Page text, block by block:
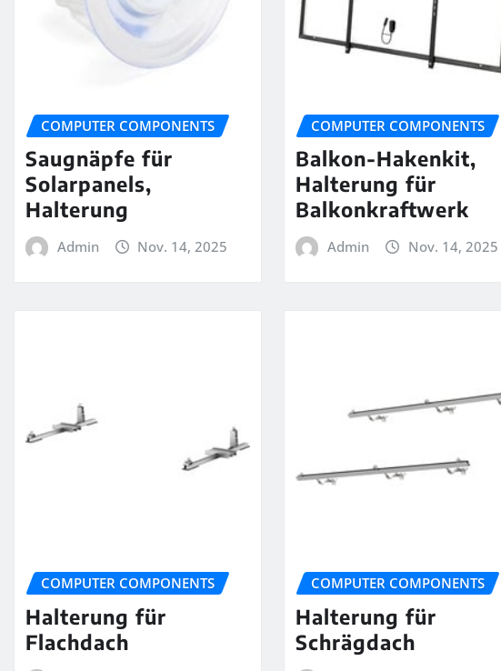
COMPUTER COMPONENTS
Saugnäpfe für
Solarpanels,
Halterung
Admin Nov. 14, 2025
COMPUTER COMPONENTS
Balkon-Hakenkit,
Halterung für
Balkonkraftwerk
Admin Nov. 14, 2025
COMPUTER COMPONENTS
Halterung für
Flachdach
COMPUTER COMPONENTS
Halterung für
Schrägdach